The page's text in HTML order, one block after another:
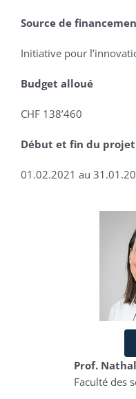
Source de
Initiative pour
Budget alloué
CHF 138’460
Début et fin du projet
01.02.2021 au
Prof.
Faculté des